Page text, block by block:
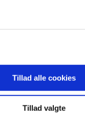
Tillad alle cookies
Tillad valgte